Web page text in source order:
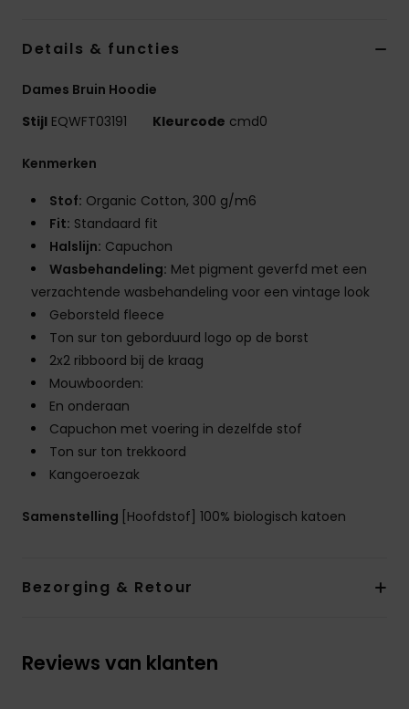
Details & functies
Dames Bruin Hoodie
Stijl EQWFT03191 Kleurcode cmd0
Kenmerken
Stof: Organic Cotton, 300 g/m6
Fit: Standaard fit
Halslijn: Capuchon
Wasbehandeling: Met pigment geverfd met een
verzachtende wasbehandeling voor een vintage look
Geborsteld fleece
Ton sur ton geborduurd logo op de borst
2x2 ribboord bij de kraag
Mouwboorden:
En onderaan
Capuchon met voering in dezelfde stof
Ton sur ton trekkoord
Kangoeroezak
Samenstelling [Hoofdstof] 100% biologisch katoen
Bezorging & Retour
Reviews van klanten